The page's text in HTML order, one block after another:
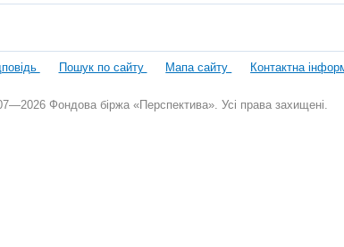
Пошук по сайту Мапа сайту Контактна
Фондова біржа «Перспектива». Усі права захищені.